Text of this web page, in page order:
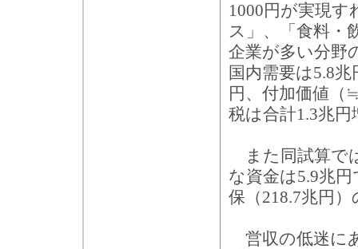
1000円が実現
ス」、「食料・
企業が多い分野
国内需要は5.8
円、付加価値（
税は合計1.3兆
また同試算で
な資金は5.9兆
保（218.7兆円
営収の低迷に